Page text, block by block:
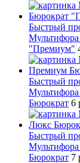
Быстрый
"Премиум"
Быстрый
Бюрократ 6
Быстрый
Бюрократ 7